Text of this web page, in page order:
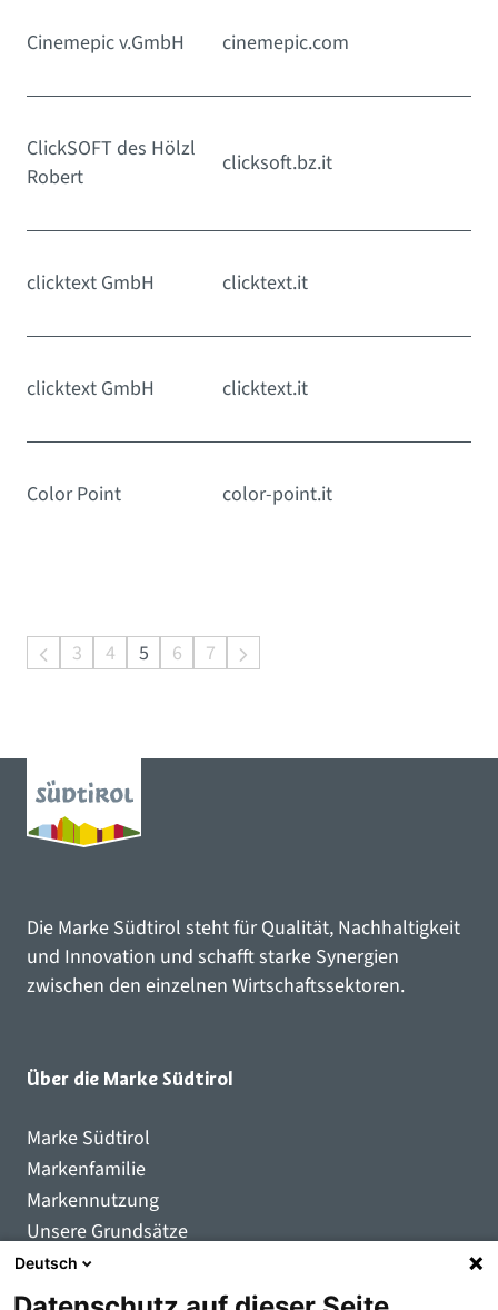
Cinemepic v.GmbH cinemepic.com
ClickSOFT des Hölzl
Robert
clicksoft.bz.it
clicktext GmbH clicktext.it
clicktext GmbH clicktext.it
Color Point color-point.it
3 4 5 6 7
Die Marke Südtirol steht für Qualität, Nachhaltigkeit
und Innovation und schafft starke Synergien
zwischen den einzelnen Wirtschaftssektoren.
Über die Marke Südtirol
Marke Südtirol
Markenfamilie
Markennutzung
Unsere Grundsätze
Qualitätszeichen
Registrierte Nutzer:innen
Deutsch